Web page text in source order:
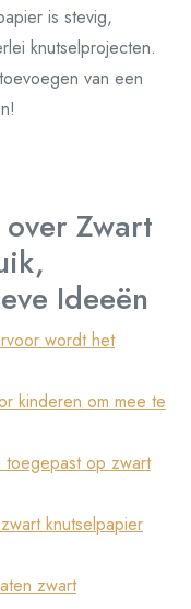
is stevig,
knutselprojecten.
van een
Zwart
Ideeën
wordt het
kinderen om mee te
toegepast op zwart
knutselpapier
zwart